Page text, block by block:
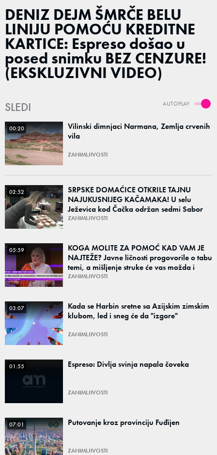
DENIZ DEJM ŠMRČE BELU
LINIJU POMOĆU KREDITNE
KARTICE: Espreso došao u
posed snimku BEZ CENZURE!
(EKSKLUZIVNI VIDEO)
AUTOPLAY
SLEDI
00:20
Vilinski dimnjaci Narmana, Zemlja crvenih
vila
ZANIMLJIVOSTI
02:52
SRPSKE DOMAĆICE OTKRILE TAJNU
NAJUKUSNIJEG KAČAMAKA! U selu
Ježevica kod Čačka održan sedmi Sabor
kačamaka
ZANIMLJIVOSTI
05:59
KOGA MOLITE ZA POMOĆ KAD VAM JE
NAJTEŽE? Javne ličnosti progovorile o tabu
temi, a mišljenje struke će vas možda i
iznenaditi
ZANIMLJIVOSTI
03:07
Kada se Harbin sretne sa Azijskim zimskim
klubom, led i sneg će da "izgore"
ZANIMLJIVOSTI
01:55 Espreso: Divlja svinja napala čoveka
ZANIMLJIVOSTI
07:01 Putovanje kroz provinciju Fuđijen
ZANIMLJIVOSTI